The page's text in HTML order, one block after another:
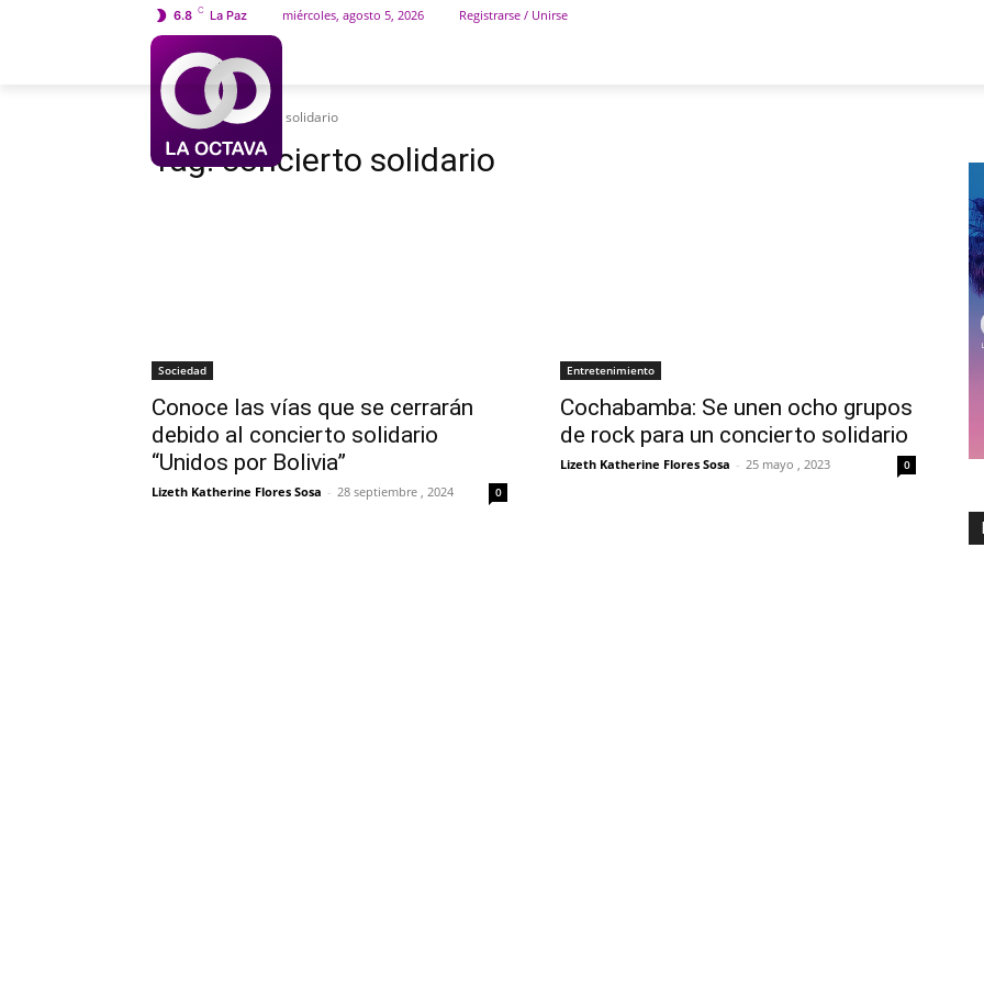
6.8 C La Paz miércoles, agosto 5, 2026 Registrarse / Unirse
Etiquetas Concierto solidario
Tag:concierto solidario
Sociedad
Conoce las vías que se cerrarán
debido al concierto solidario
“Unidos por Bolivia”
Lizeth Katherine Flores Sosa - 28 septiembre , 2024 0
Entretenimiento
Cochabamba: Se unen ocho grupos
de rock para un concierto solidario
Lizeth Katherine Flores Sosa - 25 mayo , 2023 0